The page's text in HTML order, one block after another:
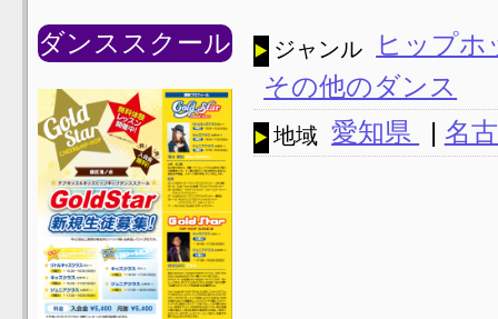
ダンススクール ジャンル
ヒップ
その他のダンス
地域 愛知県 | 名